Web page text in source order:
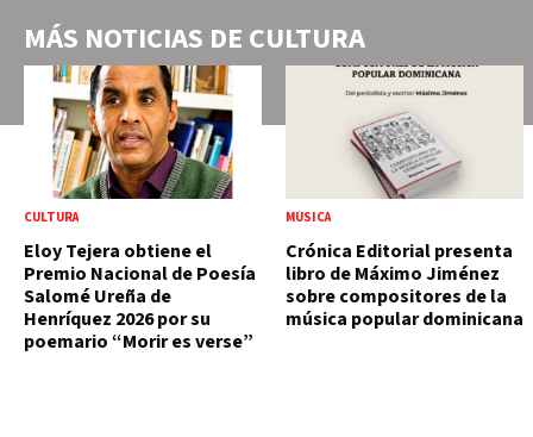
MÁS NOTICIAS DE CULTURA
CULTURA
Eloy Tejera obtiene el
Premio Nacional de Poesía
Salomé Ureña de
Henríquez 2026 por su
poemario “Morir es verse”
MÚSICA
Crónica Editorial presenta
libro de Máximo Jiménez
sobre compositores de la
música popular dominicana